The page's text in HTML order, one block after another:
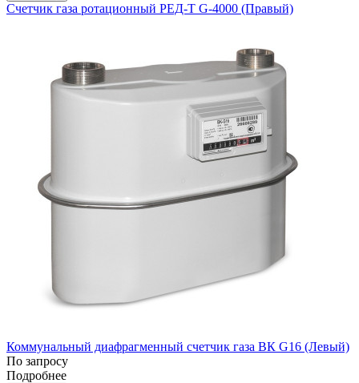
Счетчик газа ротационный РЕД-Т G-4000 (Правый)
Коммунальный диафрагменный счетчик газа ВК G16 (Левый)
По запросу
Подробнее